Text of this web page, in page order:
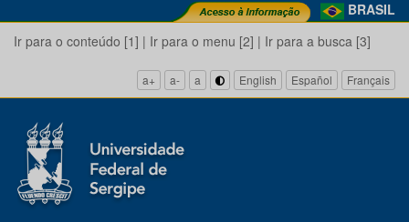
BRASIL
Ir para o conteúdo [1] | Ir para o menu [2] | Ir para a busca [3]
a+ a- a English Español Français